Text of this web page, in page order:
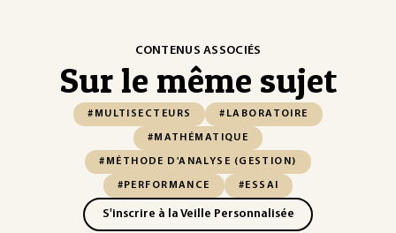
CONTENUS ASSOCIÉS
Sur le même sujet
#MULTISECTEURS #LABORATOIRE
#MATHÉMATIQUE
#MÉTHODE D'ANALYSE (GESTION)
#PERFORMANCE #ESSAI
S'inscrire à la Veille Personnalisée